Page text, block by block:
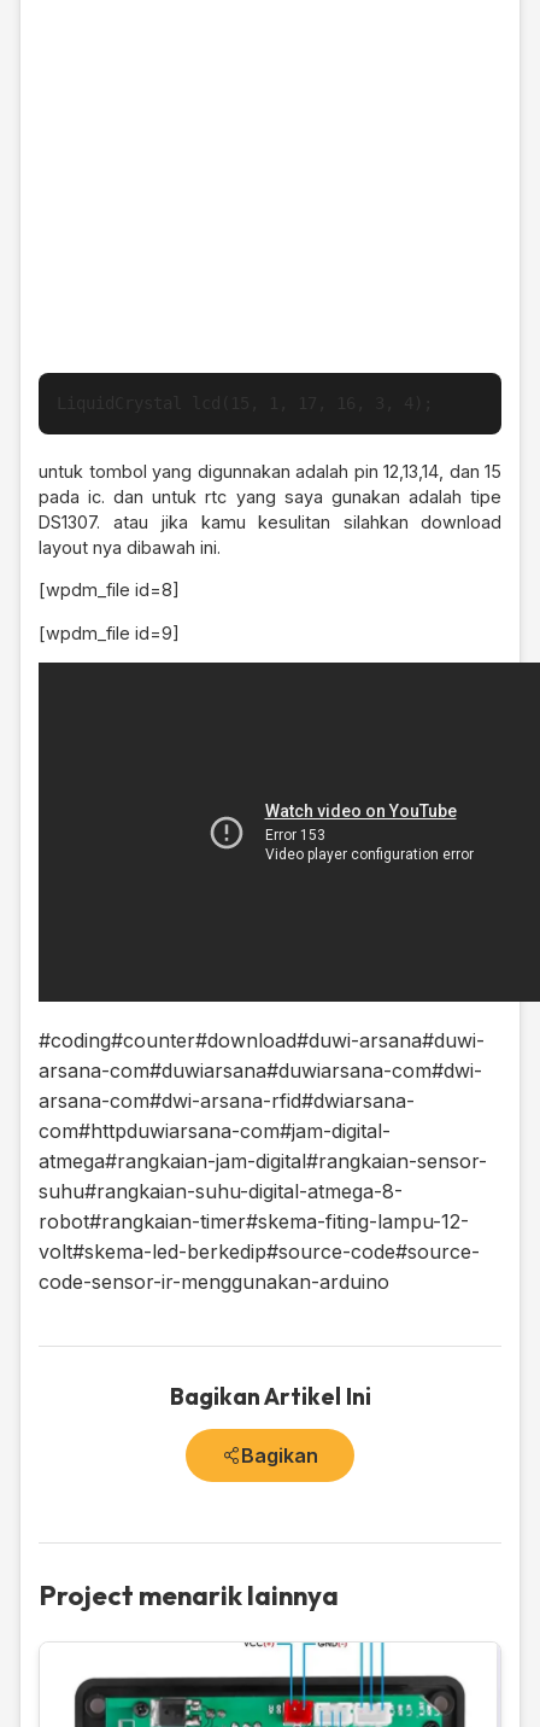
untuk tombol yang digunnakan adalah pin 12,13,14, dan 15
pada ic. dan untuk rtc yang saya gunakan adalah tipe
DS1307. atau jika kamu kesulitan silahkan download
layout nya dibawah ini.
[wpdm_file id=8]
[wpdm_file id=9]
#coding#counter#download#duwi-arsana#duwi-
arsana-com#duwiarsana#duwiarsana-com#dwi-
arsana-com#dwi-arsana-rfid#dwiarsana-
com#httpduwiarsana-com#jam-digital-
atmega#rangkaian-jam-digital#rangkaian-sensor-
suhu#rangkaian-suhu-digital-atmega-8-
robot#rangkaian-timer#skema-fiting-lampu-12-
volt#skema-led-berkedip#source-code#source-
code-sensor-ir-menggunakan-arduino
Bagikan Artikel Ini
Bagikan
Project menarik lainnya